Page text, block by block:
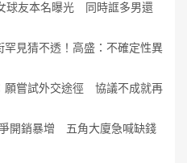
球友本名曝光 同時誆多男還
見猜不透！高盛：不確定性異
願嘗試外交途徑 協議不成就再
開銷暴增 五角大廈急喊缺錢